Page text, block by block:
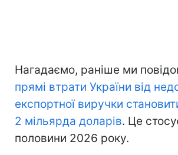
Нагадаємо, раніше ми
прямі втрати України від
експортної виручки
2 мільярда доларів. Це
половини 2026 року.